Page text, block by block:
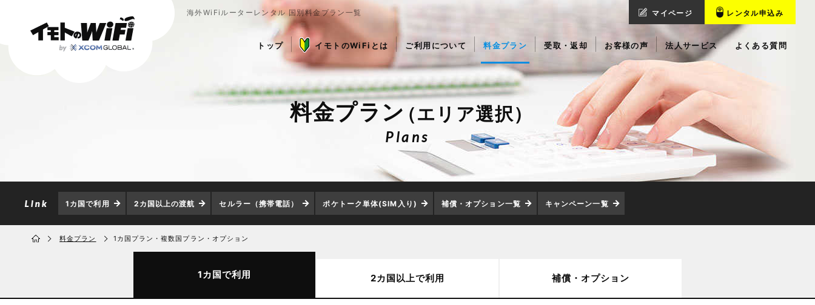
海外WiFiルーターレンタル 国別料金プラン一覧 マイページ レンタル申込み
トップ イモトのWiFiとは ご利用について 料金プラン 受取・返却 お客様の声 法人サービス よくある質問
料金プラン（エリア選択）
Plans
1カ国で利用 2カ国以上の渡航 セルラー（携帯電話） ポケトーク単体(SIM入り) 補償・オプション一覧 キャンペーン一覧
料金プラン 1カ国プラン・複数国プラン・オプション
1カ国で利用 2カ国以上で利用 補償・オプション